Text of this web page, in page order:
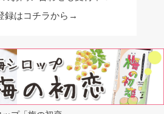
録はコチラから→